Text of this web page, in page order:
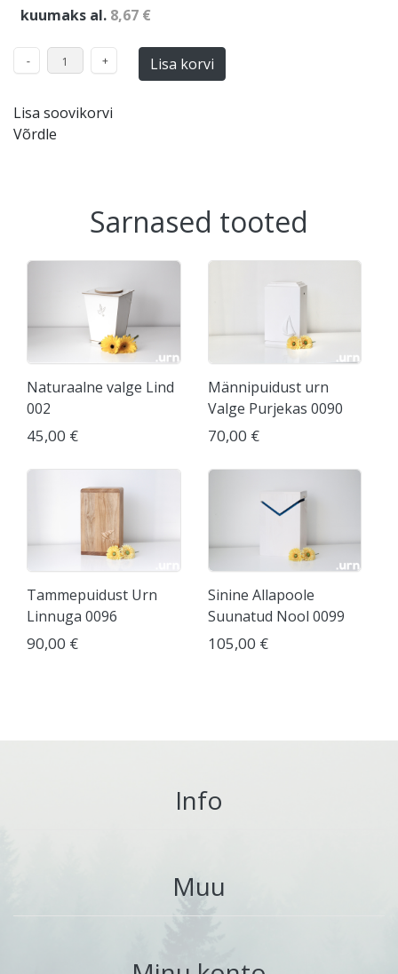
kuumaks al. 8,67 €
Lisa korvi
Lisa soovikorvi
Võrdle
Sarnased tooted
Naturaalne valge Lind
002
45,00 €
Männipuidust urn
Valge Purjekas 0090
70,00 €
Tammepuidust Urn
Linnuga 0096
90,00 €
Sinine Allapoole
Suunatud Nool 0099
105,00 €
Info
Muu